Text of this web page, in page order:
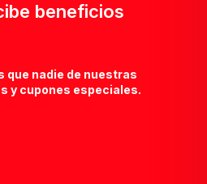
beneficios
que nadie de nuestras
y cupones especiales.